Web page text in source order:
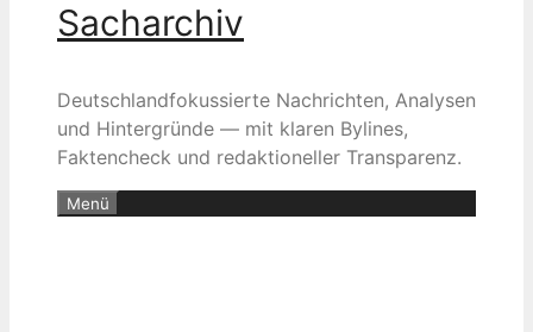
Sacharchiv
Deutschlandfokussierte Nachrichten, Analysen
und Hintergründe — mit klaren Bylines,
Faktencheck und redaktioneller Transparenz.
Menü